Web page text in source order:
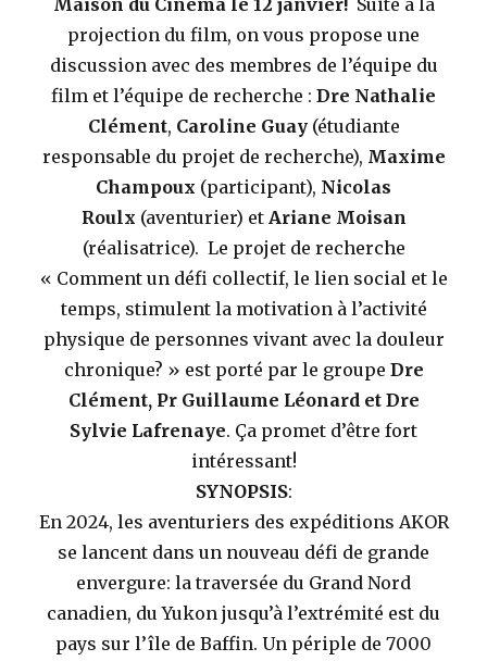
projection du film, on vous propose une
discussion avec des membres de l’équipe du
film et l’équipe de recherche : Dre Nathalie
Clément, Caroline Guay(étudiante
responsable du projet de recherche), Maxime
Champoux (participant), Nicolas
Roulx (aventurier) et Ariane Moisan
(réalisatrice). Le projet de recherche
« Comment un défi collectif, le lien social et le
temps, stimulent la motivation à l’activité
physique de personnes vivant avec la douleur
chronique? » est porté par le groupe Dre
Clément, Pr Guillaume Léonard et Dre
Sylvie Lafrenaye. Ça promet d’être fort
intéressant!
SYNOPSIS:
En 2024, les aventuriers des expéditions AKOR
se lancent dans un nouveau défi de grande
envergure: la traversée du Grand Nord
canadien, du Yukon jusqu’à l’extrémité est du
pays sur l’île de Baffin. Un périple de 7000